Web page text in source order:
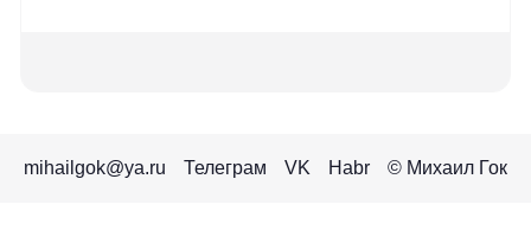
mihailgok@ya.ru Телеграм VK Habr © Михаил Гок